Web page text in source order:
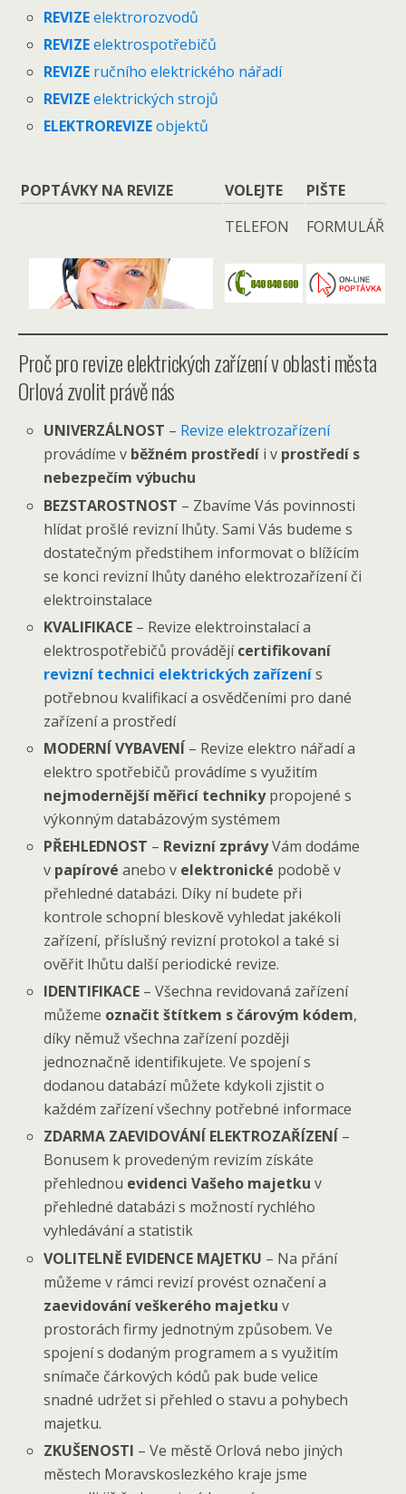
REVIZEelektrorozvodů
REVIZEelektrospotřebičů
REVIZE ručního elektrického nářadí
REVIZEelektrických strojů
ELEKTROREVIZEobjektů
POPTÁVKY NA REVIZE VOLEJTE
PIŠTE
TELEFON
FORMULÁŘ
Proč pro revize elektrických zařízení v oblasti města
Orlová zvolit právě nás
UNIVERZÁLNOST – Revize elektrozařízení
provádíme v běžném prostředí i v prostředí s
nebezpečím výbuchu
BEZSTAROSTNOST – Zbavíme Vás povinnosti
hlídat prošlé revizní lhůty. Sami Vás budeme s
dostatečným předstihem informovat o blížícím
se konci revizní lhůty daného elektrozařízení či
elektroinstalace
KVALIFIKACE – Revize elektroinstalací a
elektrospotřebičů provádějícertifikovaní
revizní technici elektrických zařízenís
potřebnou kvalifikací a osvědčeními pro dané
zařízení a prostředí
MODERNÍ VYBAVENÍ – Revize elektro nářadí a
elektro spotřebičů provádíme s využitím
nejmodernější měřicí technikypropojené s
výkonným databázovým systémem
PŘEHLEDNOST – Revizní zprávyVám dodáme
v papírové anebo v elektronické podobě v
přehledné databázi. Díky ní budete při
kontrole schopní bleskově vyhledat jakékoli
zařízení, příslušný revizní protokol a také si
ověřit lhůtu další periodické revize.
IDENTIFIKACE – Všechna revidovaná zařízení
můžeme označit štítkem s čárovým kódem,
díky němuž všechna zařízení později
jednoznačně identifikujete. Ve spojení s
dodanou databází můžete kdykoli zjistit o
každém zařízení všechny potřebné informace
ZDARMA ZAEVIDOVÁNÍ ELEKTROZAŘÍZENÍ –
Bonusem k provedeným revizím získáte
přehlednou evidenci Vašeho majetku v
přehledné databázi s možností rychlého
vyhledávání a statistik
VOLITELNĚ EVIDENCE MAJETKU – Na přání
můžeme v rámci revizí provést označení a
zaevidování veškerého majetku v
prostorách firmy jednotným způsobem. Ve
spojení s dodaným programem a s využitím
snímače čárkových kódů pak bude velice
snadné udržet si přehled o stavu a pohybech
majetku.
ZKUŠENOSTI – Ve městě Orlová nebo jiných
městech Moravskoslezkého kraje jsme